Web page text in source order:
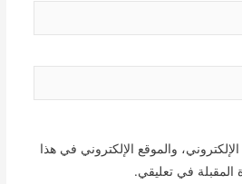
والموقع الإلكتروني في هذا
المقبلة في تعليقي.